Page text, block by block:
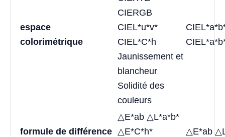
espace
colorimétrique
CIERGB
CIEL*u*v*
CIEL*C*h
Jaunissement et
blancheur
Solidité des
couleurs
formule de différence
△E*ab △L*a*b*
△E*C*h*
△E*ab